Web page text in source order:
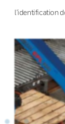
l’identification